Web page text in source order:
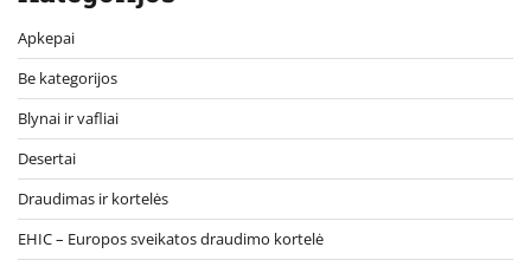
Apkepai
Be kategorijos
Blynai ir vafliai
Desertai
Draudimas ir kortelės
EHIC – Europos sveikatos draudimo kortelė